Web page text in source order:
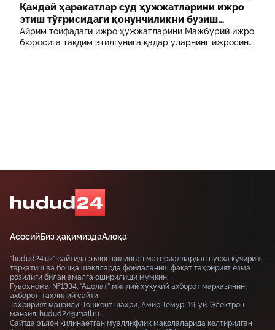
маблағининг бир қисмини қоплаб бериш тартибидир
Қандай ҳаракатлар суд ҳужжатларини ижро
этиш тўғрисидаги қонунчиликни бузиш
ҳисобланади? 5 муҳим факт
Айрим тоифадаги ижро ҳужжатларини Мажбурий ижро
бюросига тақдим этилгунига қадар уларнинг ижросини
АсосийБиз ҳақимиздаАлоқа
“hudud24.uz” сайтида эълон қилинган материаллардан нусха кўчириш,
тарқатиш ва бошқа шаклларда фойдаланиш фақат таҳририят ёзма
розилиги билан амалга оширилиши мумкин.
Гувоҳнома: №1334. “Адолат” миллий ҳуқуқий ахборот марказининг
ахборот-таҳлилий сайти.
Таҳририят манзили: Тошкент шаҳри, Амир Темур, 19-уй. Электрон
манзил: hudud24@mail.ru.
Сайтда эълон қилинаётган муаллифлик мақолаларида келтирилган